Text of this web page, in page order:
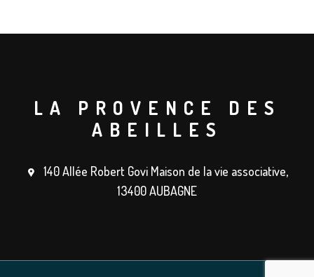
LA PROVENCE DES
ABEILLES
140 Allée Robert Govi Maison de la vie associative,
13400 AUBAGNE